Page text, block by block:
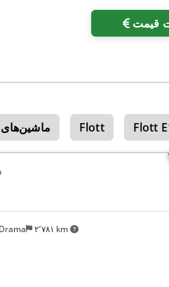
قیمت
ماشین‌های
Flott Flott
۲٬۷۸۱ km